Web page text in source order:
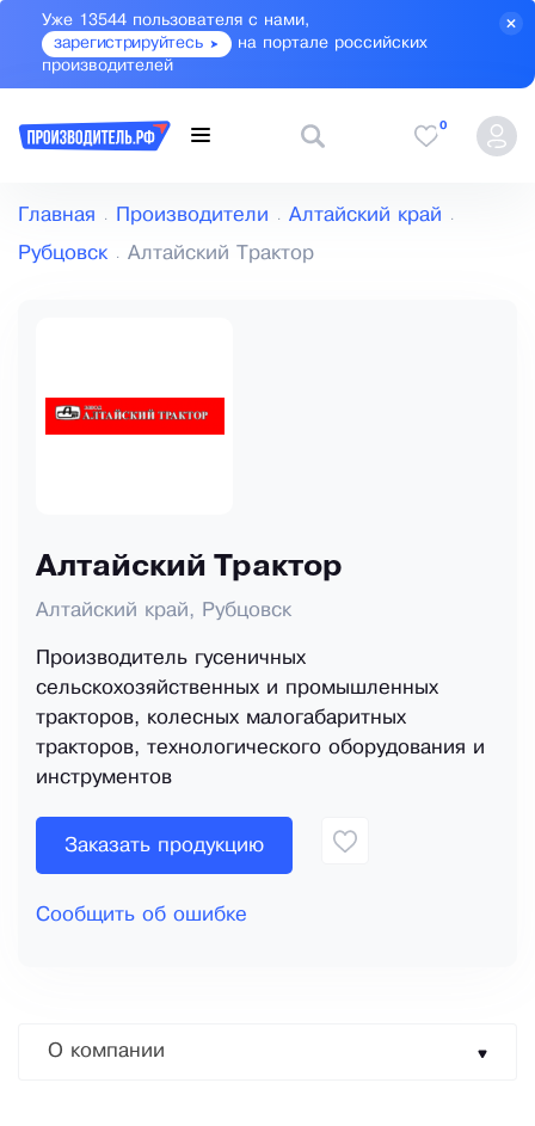
Уже 13544 пользователя с нами,
зарегистрируйтесь
на портале российских
производителей
0
Главная Производители Алтайский край
Рубцовск Алтайский Трактор
Алтайский Трактор
Алтайский край, Рубцовск
Производитель гусеничных
сельскохозяйственных и промышленных
тракторов, колесных малогабаритных
тракторов, технологического оборудования и
инструментов
Заказать продукцию
Сообщить об ошибке
О компании